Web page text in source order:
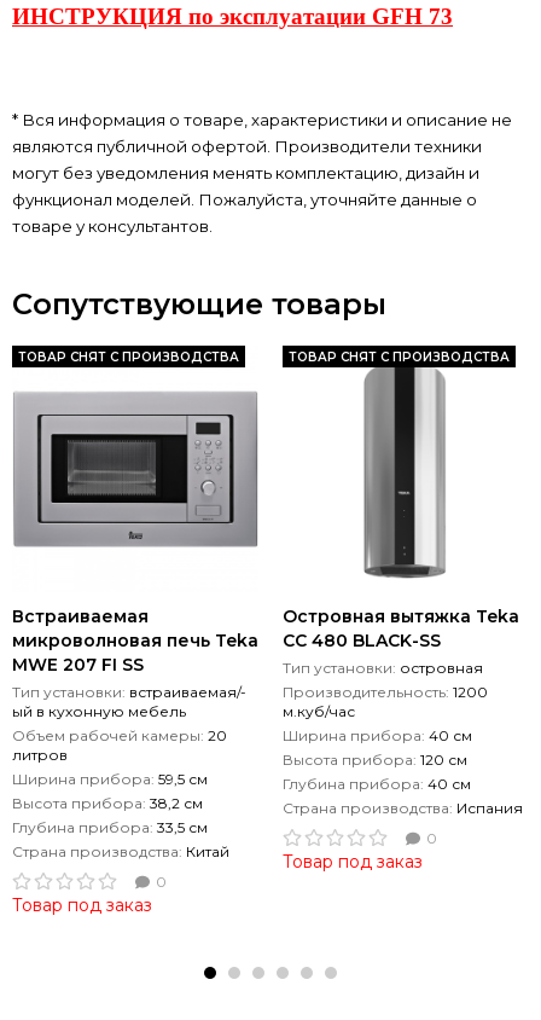
ИНСТРУКЦИЯ по эксплуатации GFH 73
* Вся информация о товаре, характеристики и описание не
являются публичной офертой. Производители техники
могут без уведомления менять комплектацию, дизайн и
функционал моделей. Пожалуйста, уточняйте данные о
товаре у консультантов.
Сопутствующие товары
ТОВАР СНЯТ С ПРОИЗВОДСТВА
Встраиваемая
микроволновая печь Teka
MWE 207 FI SS
Тип установки: встраиваемая/-
ый в кухонную мебель
Объем рабочей камеры: 20
литров
Ширина прибора: 59,5 см
Высота прибора: 38,2 см
Глубина прибора: 33,5 см
Страна производства: Китай
0
Товар под заказ
ТОВАР СНЯТ С ПРОИЗВОДСТВА
Островная вытяжка Teka
CC 480 BLACK-SS
Тип установки: островная
Производительность: 1200
м.куб/час
Ширина прибора: 40 см
Высота прибора: 120 см
Глубина прибора: 40 см
Страна производства: Испания
0
Товар под заказ